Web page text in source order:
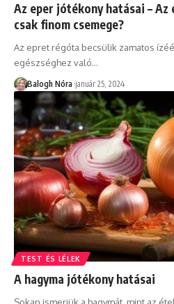
Az eper jótékony hatásai – Az
csak finom csemege?
Az epret régóta becsülik zamatos
egészséghez való…
Balogh Nóra január 25, 2024
TEST ÉS LÉLEK
A hagyma jótékony hatásai